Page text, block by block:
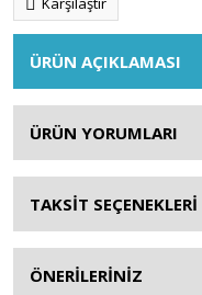
ÜRÜN AÇIKLAMASI
ÜRÜN YORUMLARI
TAKSİT SEÇENEKLERİ
ÖNERİLERİNİZ